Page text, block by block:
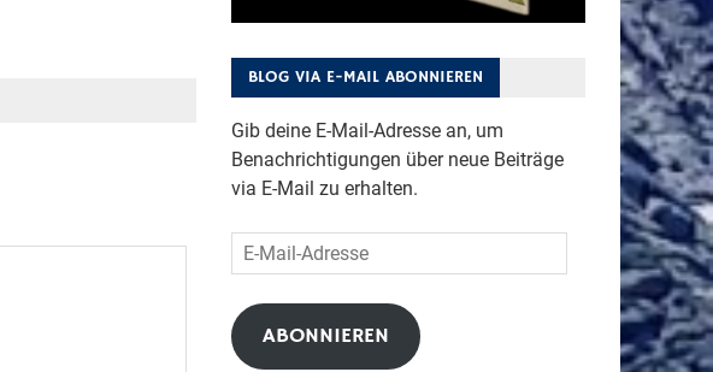
BLOG VIA E-MAIL ABONNIEREN
Gib deine E-Mail-Adresse an, um
Benachrichtigungen über neue Beiträge
via E-Mail zu erhalten.
E-
Mail-
Adresse
ABONNIEREN